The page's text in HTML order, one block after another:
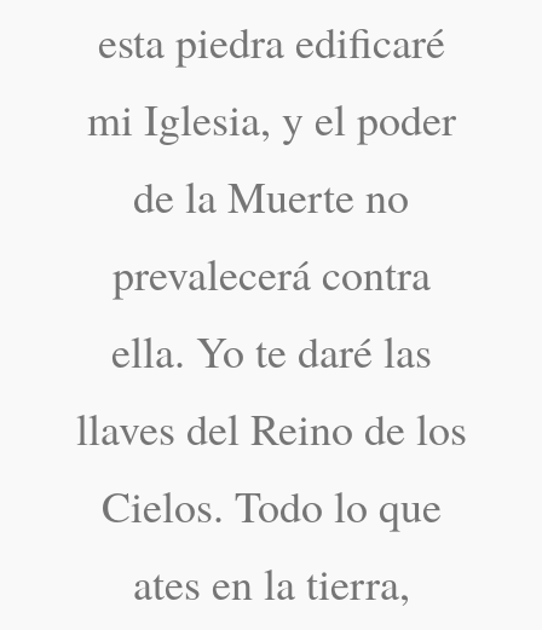
esta piedra edificaré
mi Iglesia, y el poder
de la Muerte no
prevalecerá contra
ella. Yo te daré las
llaves del Reino de los
Cielos. Todo lo que
ates en la tierra,